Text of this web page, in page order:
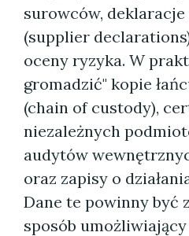
surowców,
(supplier
oceny ryzyka. W
gromadzić" kopie
(chain of custody),
niezależnych
audytów
oraz zapisy o
Dane te powinny być
sposób